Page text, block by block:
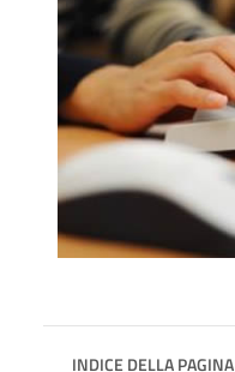
INDICE DELLA PAGINA